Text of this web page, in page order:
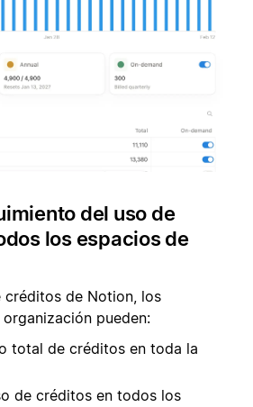
del uso de
los espacios de
créditos de Notion, los
pueden:
total de créditos en toda la
de créditos en todos los